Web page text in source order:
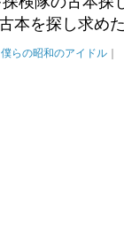
本を探し求め
僕らの昭和のアイドル